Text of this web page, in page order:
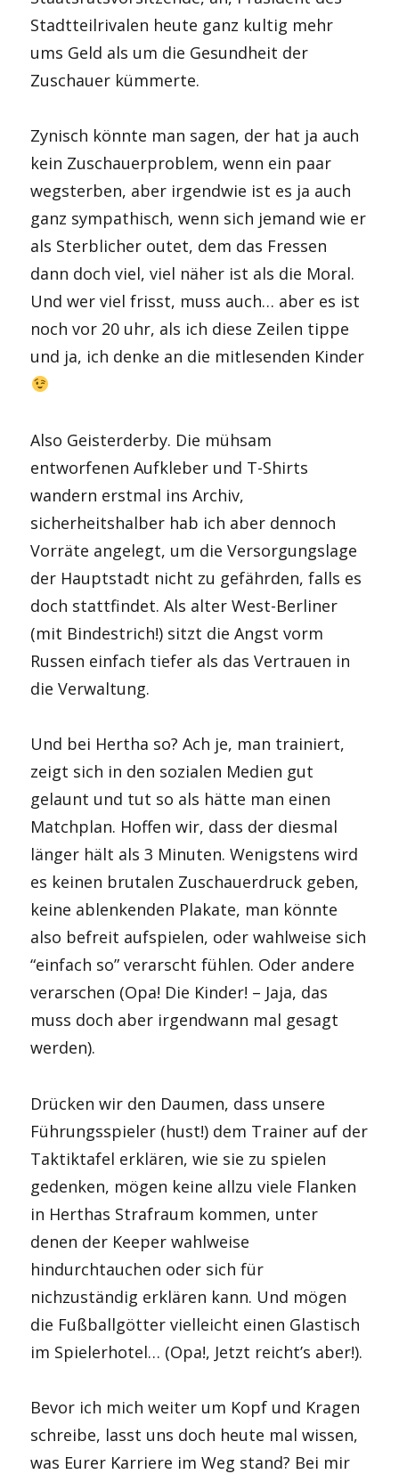
Stadtteilrivalen heute ganz kultig mehr
ums Geld als um die Gesundheit der
Zuschauer kümmerte.
Zynisch könnte man sagen, der hat ja auch
kein Zuschauerproblem, wenn ein paar
wegsterben, aber irgendwie ist es ja auch
ganz sympathisch, wenn sich jemand wie er
als Sterblicher outet, dem das Fressen
dann doch viel, viel näher ist als die Moral.
Und wer viel frisst, muss auch… aber es ist
noch vor 20 uhr, als ich diese Zeilen tippe
und ja, ich denke an die mitlesenden Kinder
Also Geisterderby. Die mühsam
entworfenen Aufkleber und T-Shirts
wandern erstmal ins Archiv,
sicherheitshalber hab ich aber dennoch
Vorräte angelegt, um die Versorgungslage
der Hauptstadt nicht zu gefährden, falls es
doch stattfindet. Als alter West-Berliner
(mit Bindestrich!) sitzt die Angst vorm
Russen einfach tiefer als das Vertrauen in
die Verwaltung.
Und bei Hertha so? Ach je, man trainiert,
zeigt sich in den sozialen Medien gut
gelaunt und tut so als hätte man einen
Matchplan. Hoffen wir, dass der diesmal
länger hält als 3 Minuten. Wenigstens wird
es keinen brutalen Zuschauerdruck geben,
keine ablenkenden Plakate, man könnte
also befreit aufspielen, oder wahlweise sich
“einfach so” verarscht fühlen. Oder andere
verarschen (Opa! Die Kinder! – Jaja, das
muss doch aber irgendwann mal gesagt
werden).
Drücken wir den Daumen, dass unsere
Führungsspieler (hust!) dem Trainer auf der
Taktiktafel erklären, wie sie zu spielen
gedenken, mögen keine allzu viele Flanken
in Herthas Strafraum kommen, unter
denen der Keeper wahlweise
hindurchtauchen oder sich für
nichzuständig erklären kann. Und mögen
die Fußballgötter vielleicht einen Glastisch
im Spielerhotel… (Opa!, Jetzt reicht’s aber!).
Bevor ich mich weiter um Kopf und Kragen
schreibe, lasst uns doch heute mal wissen,
was Eurer Karriere im Weg stand? Bei mir